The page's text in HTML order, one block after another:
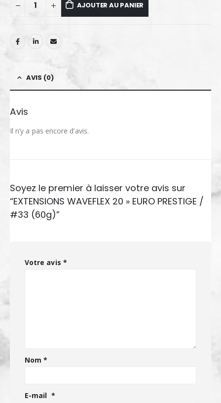
AJOUTER AU PANIER
AVIS (0)
Avis
Il n’y a pas encore d’avis.
Soyez le premier à laisser votre avis sur
“EXTENSIONS WAVEFLEX 20 » EURO PRESTIGE /
#33 (60g)”
Votre avis *
Nom*
E-mail *